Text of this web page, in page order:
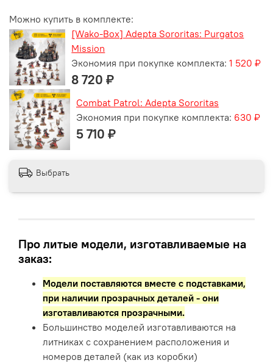
Выбрать
Можно купить в комплекте:
[Wako-Box] Adepta Sororitas: Purgatos
Mission
Экономия при покупке комплекта: 1 520 ₽
8 720 ₽
Combat Patrol: Adepta Sororitas
Экономия при покупке комплекта: 630 ₽
5 710 ₽
Про литые модели, изготавливаемые на
заказ:
Модели поставляются вместе с подставками,
при наличии прозрачных деталей - они
изготавливаются прозрачными.
Большинство моделей изготавливаются на
литниках с сохранением расположения и
номеров деталей (как из коробки)